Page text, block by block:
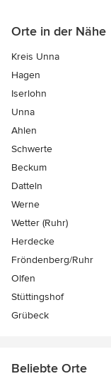
Orte in der Nähe
Kreis Unna
Hagen
Iserlohn
Unna
Ahlen
Schwerte
Beckum
Datteln
Werne
Wetter (Ruhr)
Herdecke
Fröndenberg/Ruhr
Olfen
Stüttingshof
Grübeck
Beliebte Orte